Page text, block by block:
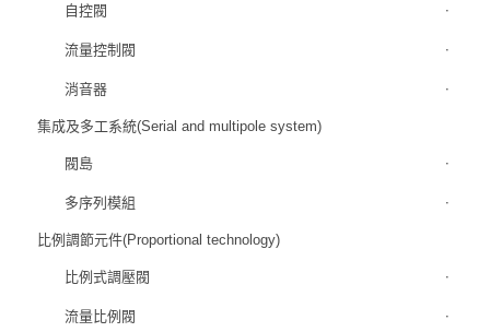
自控閥
流量控制閥
消音器
集成及多工系統(Serial and multipole system)
閥島
多序列模組
比例調節元件(Proportional technology)
比例式調壓閥
流量比例閥